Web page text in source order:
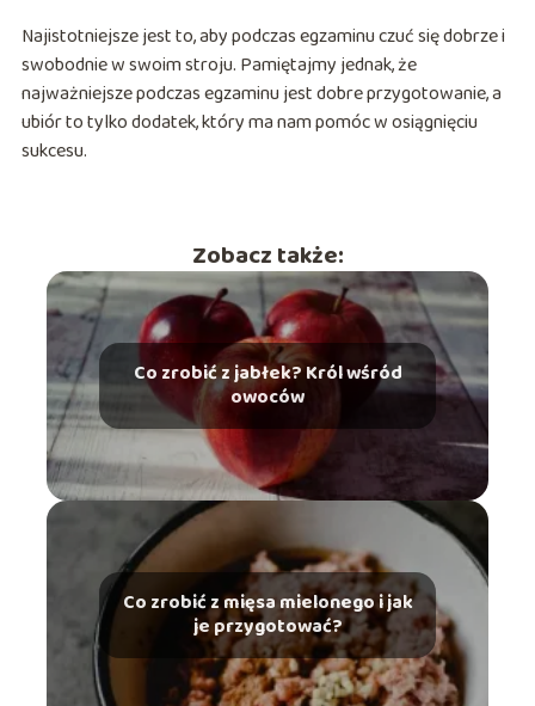
Najistotniejsze jest to, aby podczas egzaminu czuć się dobrze i
swobodnie w swoim stroju. Pamiętajmy jednak, że
najważniejsze podczas egzaminu jest dobre przygotowanie, a
ubiór to tylko dodatek, który ma nam pomóc w osiągnięciu
sukcesu.
Zobacz także:
Co zrobić z jabłek? Król wśród
owoców
Co zrobić z mięsa mielonego i jak
je przygotować?